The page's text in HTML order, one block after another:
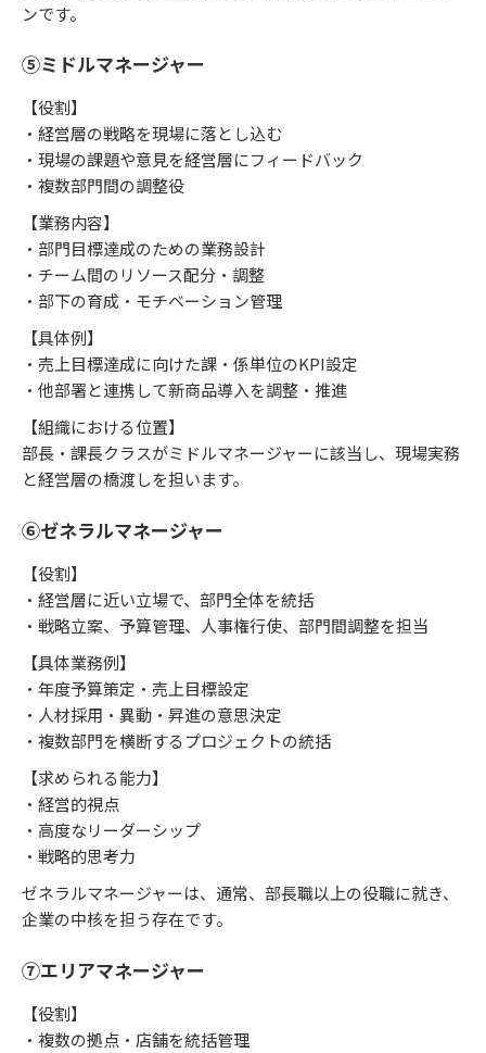
ンです。
⑤ミドルマネージャー
【役割】
・経営層の戦略を現場に落とし込む
・現場の課題や意見を経営層にフィードバック
・複数部門間の調整役
【業務内容】
・部門目標達成のための業務設計
・チーム間のリソース配分・調整
・部下の育成・モチベーション管理
【具体例】
・売上目標達成に向けた課・係単位のKPI設定
・他部署と連携して新商品導入を調整・推進
【組織における位置】
部長・課長クラスがミドルマネージャーに該当し、現場実務
と経営層の橋渡しを担います。
⑥ゼネラルマネージャー
【役割】
・経営層に近い立場で、部門全体を統括
・戦略立案、予算管理、人事権行使、部門間調整を担当
【具体業務例】
・年度予算策定・売上目標設定
・人材採用・異動・昇進の意思決定
・複数部門を横断するプロジェクトの統括
【求められる能力】
・経営的視点
・高度なリーダーシップ
・戦略的思考力
ゼネラルマネージャーは、通常、部長職以上の役職に就き、
企業の中核を担う存在です。
⑦エリアマネージャー
【役割】
・複数の拠点・店舗を統括管理